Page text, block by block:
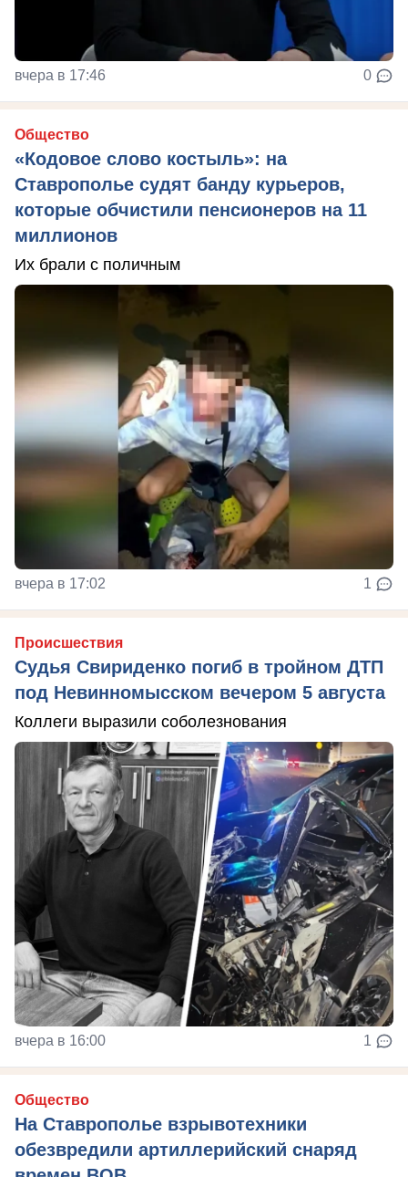
вчера в 17:46 0
Общество
«Кодовое слово костыль»: на
Ставрополье судят банду курьеров,
которые обчистили пенсионеров на 11
миллионов
Их брали с поличным
вчера в 17:02 1
Происшествия
Судья Свириденко погиб в тройном ДТП
под Невинномысском вечером 5 августа
Коллеги выразили соболезнования
вчера в 16:00 1
Общество
На Ставрополье взрывотехники
обезвредили артиллерийский снаряд